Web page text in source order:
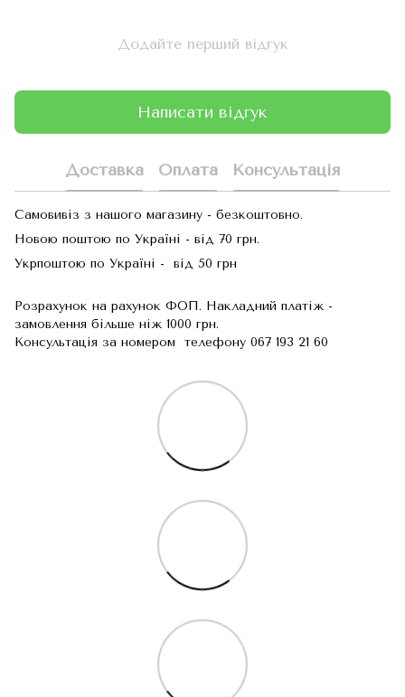
Додайте перший відгук
Написати відгук
Доставка Оплата Консультація
Самовивіз з нашого магазину - безкоштовно.
Новою поштою по Україні - від 70 грн.
Укрпоштою по Україні - від 50 грн
Розрахунок на рахунок ФОП. Накладний платіж -
замовлення більше ніж 1000 грн.
Консультація за номером телефону 067 193 21 60